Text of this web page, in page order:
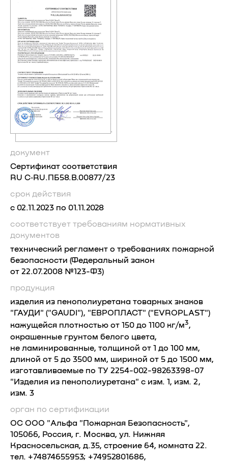
документ
Сертификат соответствия
RU C‑RU.ПБ58.В.00877/23
срок действия
с 02.11.2023 по 01.11.2028
соответствует требованиям нормативных
документов
технический регламент о требованиях пожарной
безопасности (Федеральный закон
от 22.07.2008 №123-Ф3)
продукция
изделия из пенополиуретана товарных знаков
"ГАУДИ" ("GAUDI"), "ЕВРОПЛАСТ" ("EVROPLAST")
кажущейся плотностью от 150 до 1100 кг/м3,
окрашенные грунтом белого цвета,
не ламинированные, толщиной от 1 до 100 мм,
длиной от 5 до 3500 мм, шириной от 5 до 1500 мм,
изготавливаемые по ТУ 2254-002-98263398-07
"Изделия из пенополиуретана" с изм. 1, изм. 2,
изм. 3
орган по сертификации
OC OOO "Альфа "Пожарная Безопасность",
105066, Россия, г. Москва, ул. Нижняя
Красносельская, д.35, строение 64, комната 22.
тел. +74874655953; +74952801686,